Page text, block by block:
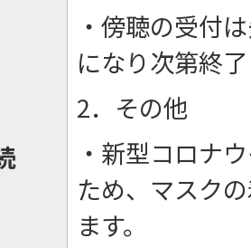
・傍聴の受付
になり次第終
2．その他
・新型コロナ
ため、マスク
ます。